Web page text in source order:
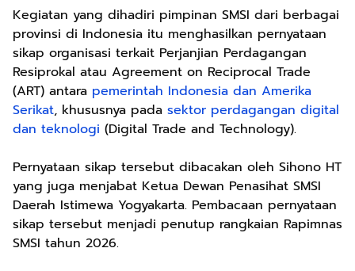
Kegiatan yang dihadiri pimpinan SMSI dari berbagai
provinsi di Indonesia itu menghasilkan pernyataan
sikap organisasi terkait Perjanjian Perdagangan
Resiprokal atau Agreement on Reciprocal Trade
(ART) antara pemerintah Indonesia dan Amerika
Serikat, khususnya pada sektor perdagangan digital
dan teknologi (Digital Trade and Technology).
Pernyataan sikap tersebut dibacakan oleh Sihono HT
yang juga menjabat Ketua Dewan Penasihat SMSI
Daerah Istimewa Yogyakarta. Pembacaan pernyataan
sikap tersebut menjadi penutup rangkaian Rapimnas
SMSI tahun 2026.